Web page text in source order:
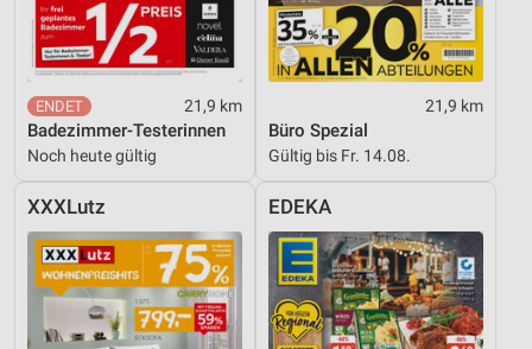
21,9 km
Badezimmer-Testerinnen
Noch heute gültig
21,9 km
Büro Spezial
Gültig bis Fr. 14.08.
XXXLutz EDEKA